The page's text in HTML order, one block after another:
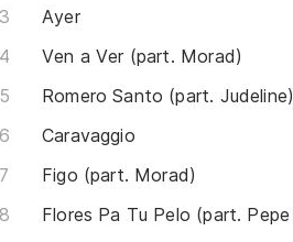
Ayer
Ven a Ver (part. Morad)
Romero Santo (part. Judeline)
Caravaggio
Figo (part. Morad)